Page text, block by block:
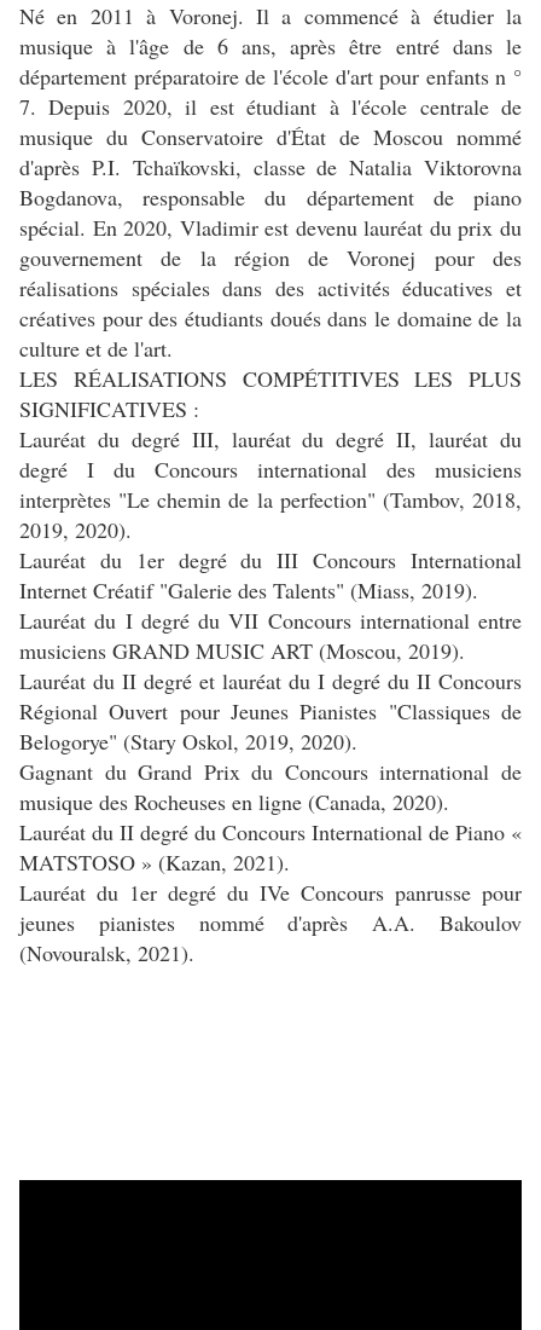
Né en 2011 à Voronej. Il a commencé à étudier la
musique à l'âge de 6 ans, après être entré dans le
département préparatoire de l'école d'art pour enfants n °
7. Depuis 2020, il est étudiant à l'école centrale de
musique du Conservatoire d'État de Moscou nommé
d'après P.I. Tchaïkovski, classe de Natalia Viktorovna
Bogdanova, responsable du département de piano
spécial. En 2020, Vladimir est devenu lauréat du prix du
gouvernement de la région de Voronej pour des
réalisations spéciales dans des activités éducatives et
créatives pour des étudiants doués dans le domaine de la
culture et de l'art.
LES RÉALISATIONS COMPÉTITIVES LES PLUS
SIGNIFICATIVES :
Lauréat du degré III, lauréat du degré II, lauréat du
degré I du Concours international des musiciens
interprètes "Le chemin de la perfection" (Tambov, 2018,
2019, 2020).
Lauréat du 1er degré du III Concours International
Internet Créatif "Galerie des Talents" (Miass, 2019).
Lauréat du I degré du VII Concours international entre
musiciens GRAND MUSIC ART (Moscou, 2019).
Lauréat du II degré et lauréat du I degré du II Concours
Régional Ouvert pour Jeunes Pianistes "Classiques de
Belogorye" (Stary Oskol, 2019, 2020).
Gagnant du Grand Prix du Concours international de
musique des Rocheuses en ligne (Canada, 2020).
Lauréat du II degré du Concours International de Piano «
MATSTOSO » (Kazan, 2021).
Lauréat du 1er degré du IVe Concours panrusse pour
jeunes pianistes nommé d'après A.A. Bakoulov
(Novouralsk, 2021).